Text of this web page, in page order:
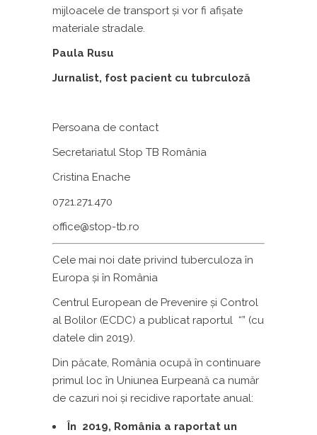
mijloacele de transport şi vor fi afişate
materiale stradale.
Paula Rusu
Jurnalist, fost pacient cu tubrculoză
Persoana de contact
Secretariatul Stop TB România
Cristina Enache
0721.271.470
office@stop-tb.ro
Cele mai noi date privind tuberculoza în
Europa şi în România
Centrul European de Prevenire și Control
al Bolilor (ECDC) a publicat raportul “” (cu
datele din 2019).
Din păcate, România ocupă în continuare
primul loc în Uniunea Eurpeană ca număr
de cazuri noi şi recidive raportate anual:
În 2019, România a raportat un